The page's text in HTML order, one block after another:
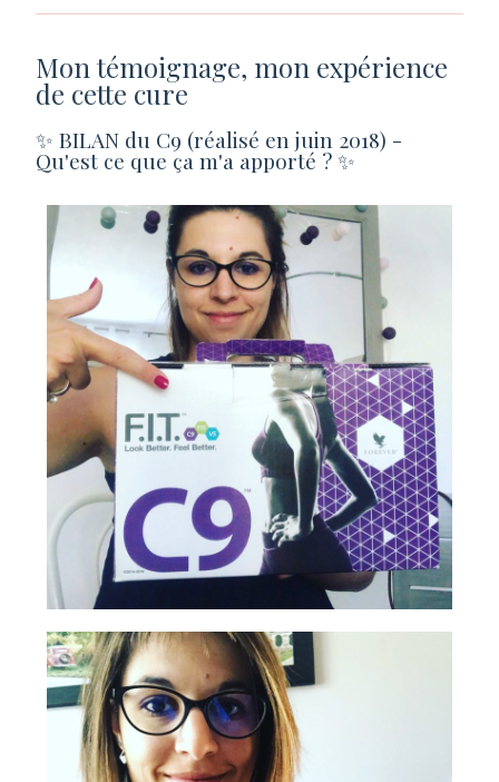
Mon témoignage, mon expérience
de cette cure
✨ BILAN du C9 (réalisé en juin 2018) -
Qu'est ce que ça m'a apporté ? ✨